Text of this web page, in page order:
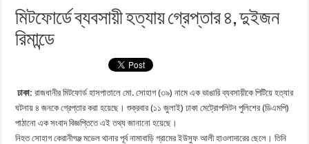
মিটফোর্ডে ব্যবসায়ী হত্যায় গ্রেপ্তার ৪, দুইজন
রিমান্ডে
ঢাকা:রাজধানীর মিটফোর্ড হাসপাতালে মো. সোহাগ (৩৯) নামে এক ভাঙারি ব্যবসায়ীকে পিটিয়ে হত্যার
ঘটনায় ৪ জনকে গ্রেপ্তার করা হয়েছে। শুক্রবার (১১ জুলাই) ঢাকা মেট্রোপলিটন পুলিশের (ডিএমপি)
পাঠানো এক সংবাদ বিজ্ঞপ্তিতে এই তথ্য জানানো হয়েছে।
নিহত সোহাগ কেরানীগঞ্জ মডেল থানার পূর্ব নামাবাড়ি গ্রামের ইউসুফ আলী হাওলাদারের ছেলে। তিনি